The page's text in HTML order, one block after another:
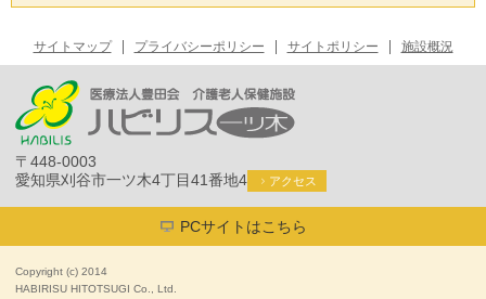
サイトマップ プライバシーポリシー サイトポリシー 施設概況
〒448-0003
愛知県刈谷市一ツ木4丁目41番地4
アクセス
PCサイトはこちら
Copyright (c) 2014
HABIRISU HITOTSUGI Co., Ltd.